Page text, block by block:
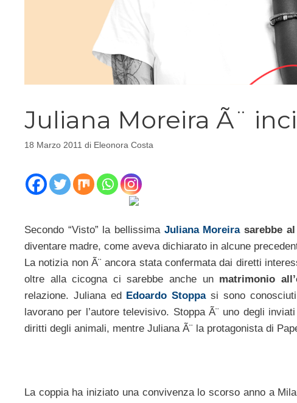
Juliana Moreira Ã¨
18 Marzo 2011 di Eleonora Costa
Secondo “Visto” la bellissima Juliana Moreirasarebbe al
diventare madre, come aveva dichiarato in alcune
La notizia non Ã¨ ancora stata confermata dai diretti
oltre alla cicogna ci sarebbe anche un matrimonio
relazione. Juliana ed Edoardo Stoppasi sono
lavorano per l’autore televisivo. Stoppa Ã¨ uno degli
diritti degli animali, mentre Juliana Ã¨ la protagonista di
La coppia ha iniziato una convivenza lo scorso anno a